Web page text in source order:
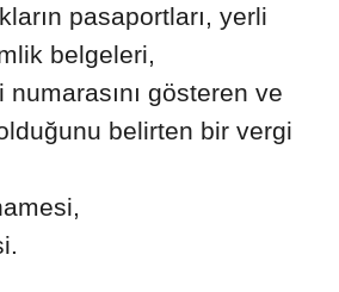
pasaportları, yerli
belgeleri,
gösteren ve
belirten bir vergi